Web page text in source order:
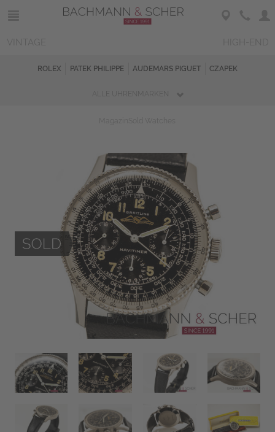
ROLEX PATEK PHILIPPE AUDEMARS PIGUET CZAPEK